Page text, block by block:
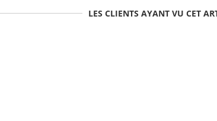
LES CLIENTS AYANT VU CET